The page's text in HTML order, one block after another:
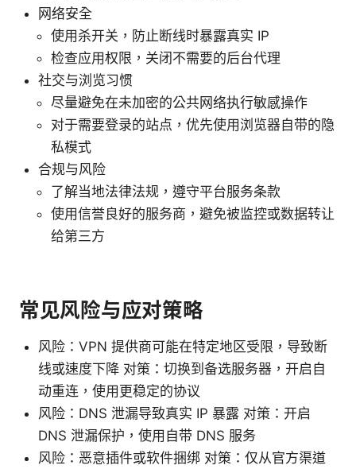
网络安全
使用杀开关，防止断线时暴露真实 IP
检查应用权限，关闭不需要的后台代理
社交与浏览习惯
尽量避免在未加密的公共网络执行敏感操作
对于需要登录的站点，优先使用浏览器自带的隐
私模式
合规与风险
了解当地法律法规，遵守平台服务条款
使用信誉良好的服务商，避免被监控或数据转让
给第三方
常见风险与应对策略
风险：VPN 提供商可能在特定地区受限，导致断
线或速度下降 对策：切换到备选服务器，开启自
动重连，使用更稳定的协议
风险：DNS 泄漏导致真实 IP 暴露 对策：开启
DNS 泄漏保护，使用自带 DNS 服务
风险：恶意插件或软件捆绑 对策：仅从官方渠道